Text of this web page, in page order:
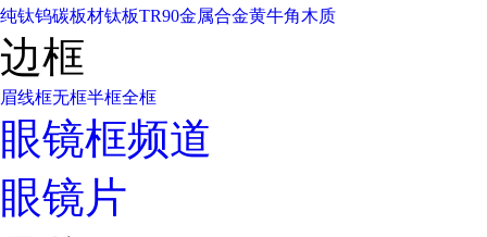
纯钛钨碳板材钛板TR90金属合金黄牛角木质
边框
眉线框无框半框全框
眼镜框频道
眼镜片